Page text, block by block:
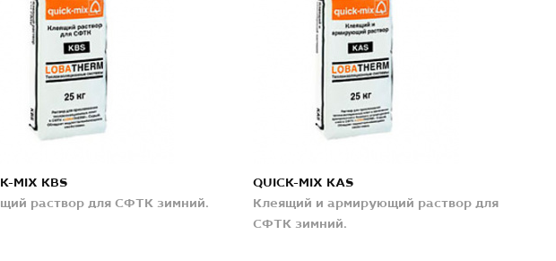
MIX KBS
раствор для СФТК зимний.
QUICK-MIX KAS
Клеящий и армирующий раствор для
СФТК зимний.